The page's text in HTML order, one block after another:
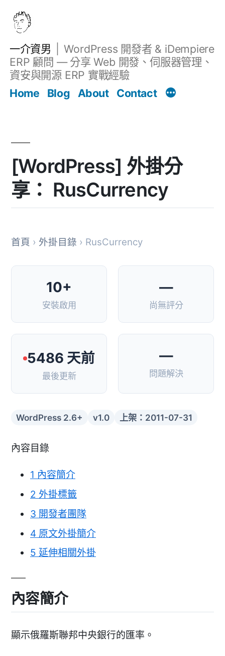
一介資男
WordPress 開發者 & iDempiere
ERP 顧問 — 分享 Web 開發、伺服器管理、
資安與開源 ERP 實戰經驗
Home
Blog About Contact
[WordPress] 外掛分
享： RusCurrency
首頁 › 外掛目錄 › RusCurrency
10+
安裝啟用
—
尚無評分
5486 天前
最後更新
—
問題解決
WordPress 2.6+ v1.0 上架：2011-07-31
內容目錄
1 內容簡介
2 外掛標籤
3 開發者團隊
4 原文外掛簡介
5 延伸相關外掛
內容簡介
顯示俄羅斯聯邦中央銀行的匯率。
文章